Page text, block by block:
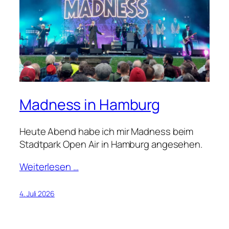
Madness in Hamburg
Heute Abend habe ich mir Madness beim
Stadtpark Open Air in Hamburg angesehen.
Weiterlesen …
4. Juli 2026